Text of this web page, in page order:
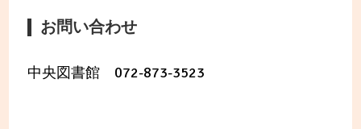
お問い合わせ
中央図書館 072-873-3523